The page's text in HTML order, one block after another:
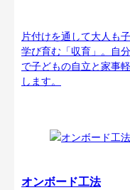
片付けを通して大人も
学び育む「収育」。自
で子どもの自立と家事
します。
オンボード工法